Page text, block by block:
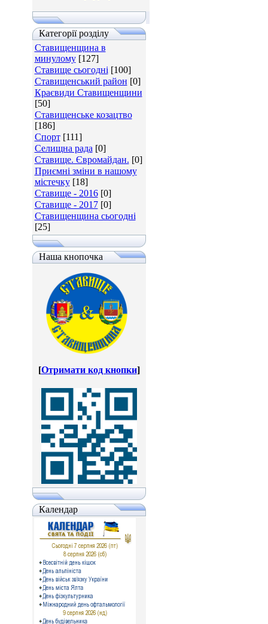
Категорії розділу
Ставищенщина в
минулому [127]
Ставище сьогодні [100]
Ставищенський район [0]
Краєвиди Ставищенщини
[50]
Ставищенське козацтво
[186]
Спорт [111]
Селищна рада [0]
Ставище. Євромайдан. [0]
Приємні зміни в нашому
містечку [18]
Ставище - 2016 [0]
Ставище - 2017 [0]
Ставищенщина сьогодні
[25]
Наша кнопочка
[Отримати код кнопки]
Календар